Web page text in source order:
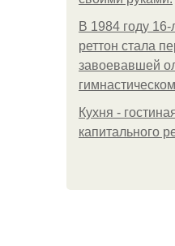
В 1984 году
реттон стала
завоевавшей
Кухня -
капитального